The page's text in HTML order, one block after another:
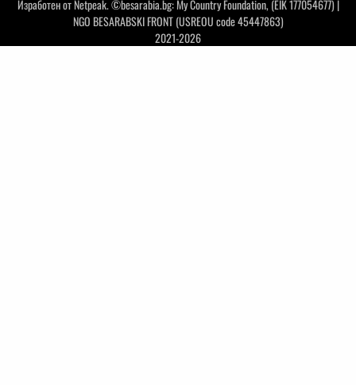
Изработен отNetpeak. ©besarabia.bg: My Country Foundation, (EIK 177054677) |
NGO BESARABSKI FRONT (USREOU code 45447863)
2021-2026